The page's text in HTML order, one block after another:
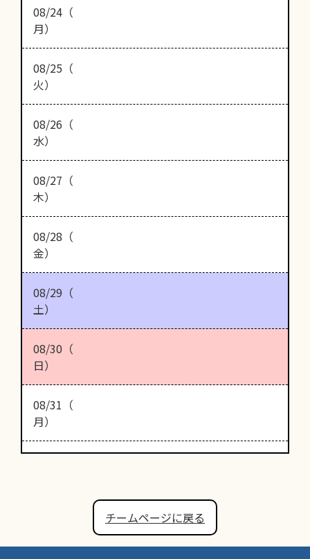
08/24（
月）
08/25（
火）
08/26（
水）
08/27（
木）
08/28（
金）
08/29（
土）
08/30（
日）
08/31（
月）
チームページに戻る